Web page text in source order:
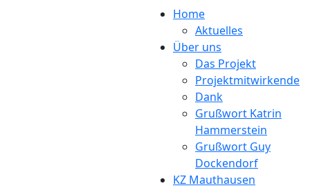
Home
Aktuelles
Über uns
Das Projekt
Projektmitwirkende
Dank
Grußwort Katrin
Hammerstein
Grußwort Guy
Dockendorf
KZ Mauthausen